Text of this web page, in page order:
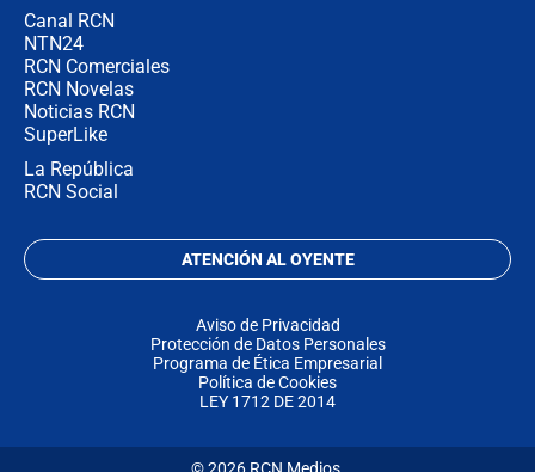
Canal RCN
NTN24
RCN Comerciales
RCN Novelas
Noticias RCN
SuperLike
La República
RCN Social
ATENCIÓN AL OYENTE
Aviso de Privacidad
Protección de Datos Personales
Programa de Ética Empresarial
Política de Cookies
LEY 1712 DE 2014